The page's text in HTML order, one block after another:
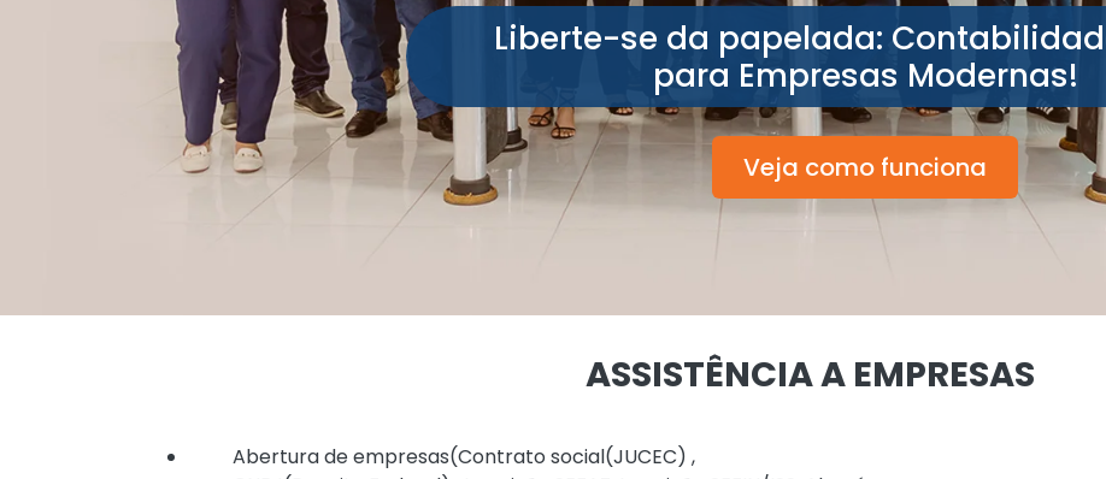
Liberte-se da papelada:
para Empresas Modernas!
Veja como funciona
ASSISTÊNCIA A EMPRESAS
Abertura de empresas(Contrato social(JUCEC) ,